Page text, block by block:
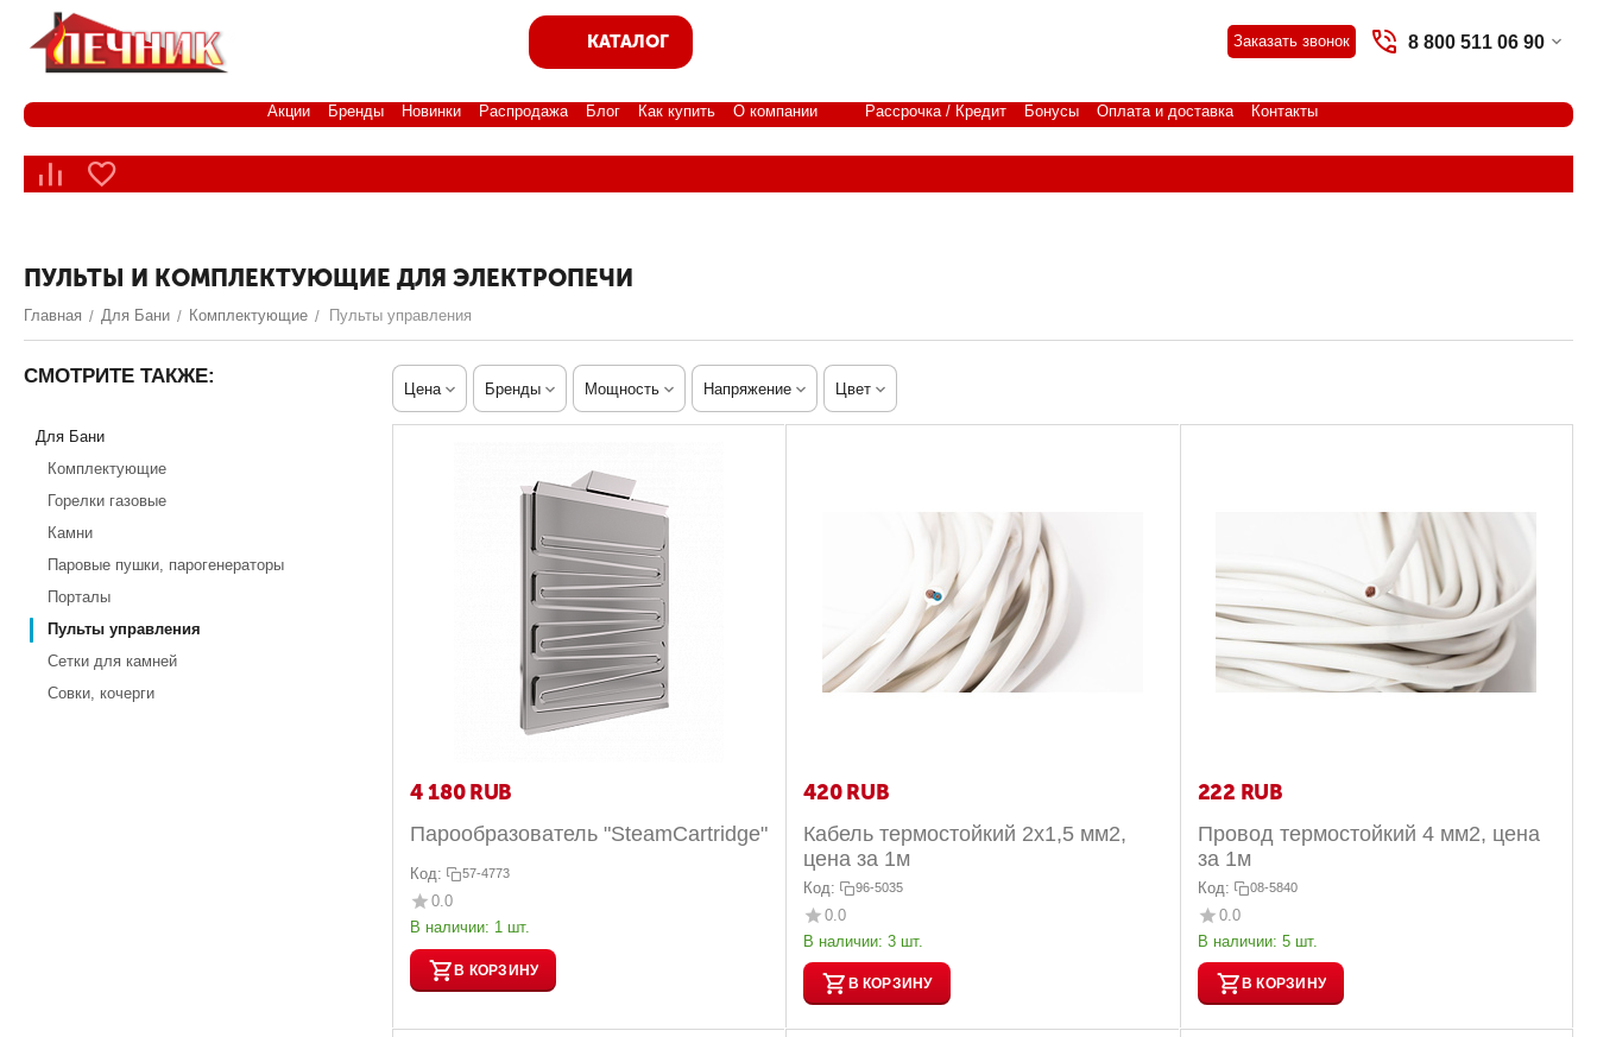
КАТАЛОГ Заказать звонок 8 800 511 06 90
Акции Бренды Новинки Распродажа Блог Как купить О компании Рассрочка / Кредит Бонусы Оплата и доставка Контакты
ПУЛЬТЫ И КОМПЛЕКТУЮЩИЕ ДЛЯ ЭЛЕКТРОПЕЧИ
Главная / Для Бани / Комплектующие / Пульты управления
Цена Бренды Мощность Напряжение Цвет
4 180 RUB
Парообразователь "SteamCartridge"
Код: 57-4773
0.0
В наличии: 1 шт.
В КОРЗИНУ
‍420‍ RUB
Кабель термостойкий 2х1,5 мм2,
цена за 1м
Код: 96-5035
0.0
В наличии: 3 шт.
В КОРЗИНУ
‍222‍ RUB
Провод термостойкий 4 мм2, цена
за 1м
Код: 08-5840
0.0
В наличии: 5 шт.
В КОРЗИНУ
СМОТРИТЕ ТАКЖЕ:
Для Бани
Комплектующие
Горелки газовые
Камни
Паровые пушки, парогенераторы
Порталы
Пульты управления
Сетки для камней
Совки, кочерги